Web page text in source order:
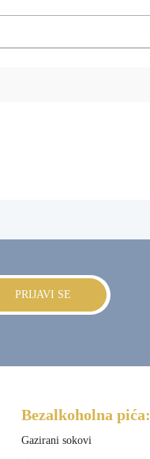
PRIJAVI SE
Bezalkoholna pića:
Gazirani sokovi